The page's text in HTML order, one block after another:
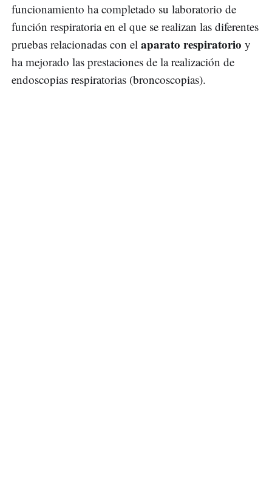
funcionamiento ha completado su laboratorio de
función respiratoria en el que se realizan las diferentes
pruebas relacionadas con el aparato respiratorio y
ha mejorado las prestaciones de la realización de
endoscopias respiratorias (broncoscopias).